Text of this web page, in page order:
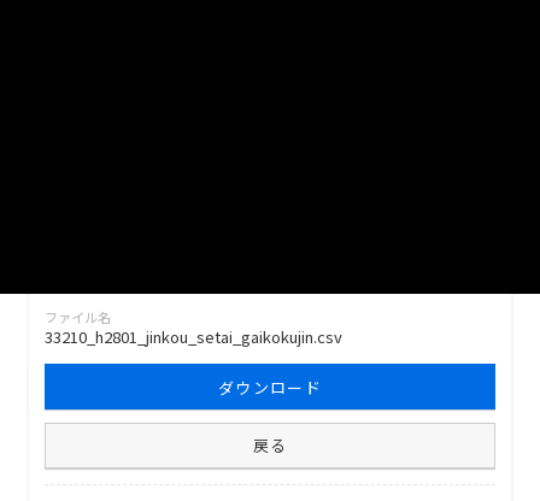
ファイル名
33210_h2801_jinkou_setai_gaikokujin.csv
ダウンロード
戻る